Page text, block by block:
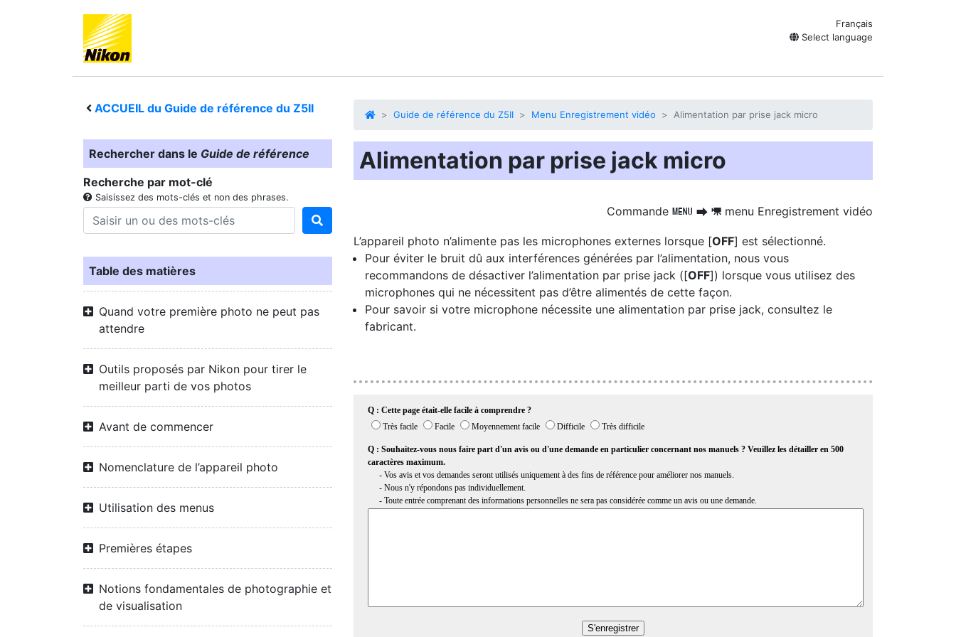
Français
Select language
ACCUEIL du Guide de référence du Z5II
Rechercher dans le Guide de référence
Recherche par mot-clé
Saisissez des mots-clés et non des phrases.
Table des matières
Quand votre première photo ne peut pas
attendre
Outils proposés par Nikon pour tirer le
meilleur parti de vos photos
Avant de commencer
Nomenclature de l’appareil photo
Utilisation des menus
Premières étapes
Notions fondamentales de photographie et
de visualisation
Guide de référence du Z5II Menu Enregistrement vidéo Alimentation par prise jack micro
Alimentation par prise jack micro
Commande G U 1 menu Enregistrement vidéo
L’appareil photo n’alimente pas les microphones externes lorsque [OFF] est sélectionné.
Pour éviter le bruit dû aux interférences générées par l’alimentation, nous vous
recommandons de désactiver l’alimentation par prise jack ([OFF]) lorsque vous utilisez des
microphones qui ne nécessitent pas d’être alimentés de cette façon.
Pour savoir si votre microphone nécessite une alimentation par prise jack, consultez le
fabricant.